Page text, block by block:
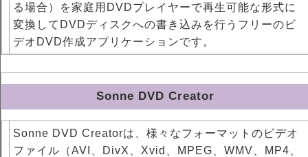
る場合）を家庭用DVDプレイヤーで再生可能な形式に
変換してDVDディスクへの書き込みを行うフリーのビ
デオDVD作成アプリケーションです。
Sonne DVD Creator
Sonne DVD Creatorは、様々なフォーマットのビデオ
ファイル（AVI、DivX、Xvid、MPEG、WMV、MP4、